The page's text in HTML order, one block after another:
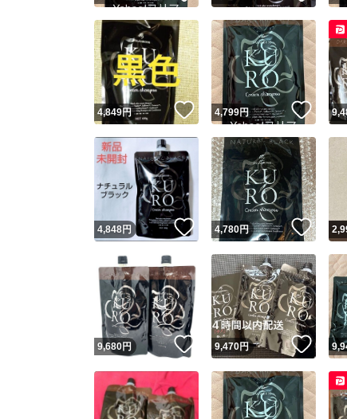
Yahoo!
安心取
安
取引実
取
他
スピー
※このバ
4,849円 いいね！
4,799円 いい
4,848円 いいね！
4,780円 いい
9,680円 いいね！
9,470円 いい